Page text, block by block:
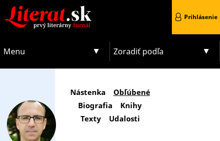
Menu Zoradiť podľa
Prihlásenie
Nástenka
Obľúbené
Biografia
Knihy
Texty
Udalosti